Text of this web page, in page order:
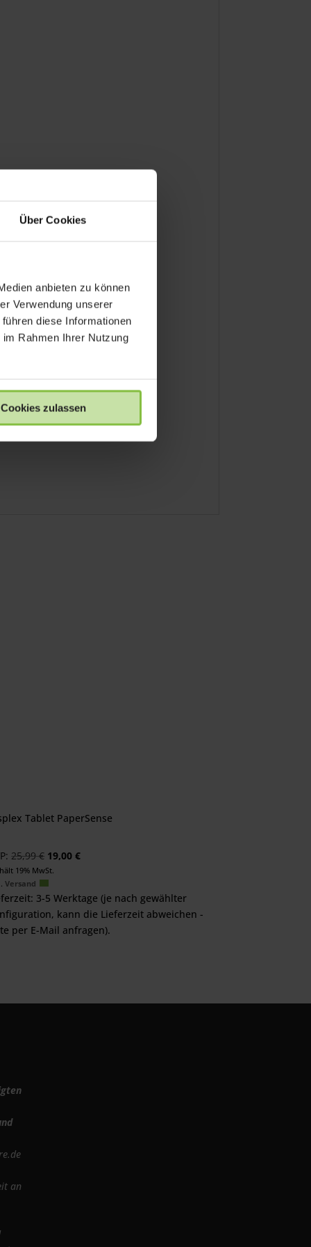
Über Cookies
anbieten zu können
Verwendung unserer
diese Informationen
Rahmen Ihrer Nutzung
Cookies zulassen
Tablet PaperSense
25,99€ Ursprünglicher
Preis
war:
25,99 €
19,00€Aktueller
19,00 €.
19% MwSt.
Versand
3-5 Werktage (je nach gewählter
kann die Lieferzeit abweichen -
per E-Mail anfragen).
an